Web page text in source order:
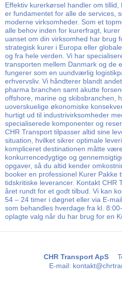
Effektiv kurerkørsel handler om
er fundamentet for alle de services,
moderne virksomheder. Som et
alle behov inden for kurerfragt,
uanset om din virksomhed har brug
strategisk kurer i Europa eller
og fra hele verden. Vi har
transporten mellem Danmark og de
fungerer som en uundværlig
erhvervsliv. Vi håndterer blandt
pharma branchen samt akutte
offshore, marine og skibsbranchen,
uoverskuelige økonomiske
hurtigt ud til industrivirksomheder
specialiserede komponenter og
CHR Transport tilpasser altid sine
situation, hvilket sikrer optimale
kompliceret destinationen måtte
konkurrencedygtige og
opgaver, så du altid kender
booker en professionel Kurer Pakke
tidskritiske leverancer. Kontakt CHR
året rundt for et godt tilbud. Vi kan
54 – 24 timer i døgnet eller via E-
som behandles hverdage fra kl.
oplagte valg når du har brug for en
CHR Transport ApS
E-mail: